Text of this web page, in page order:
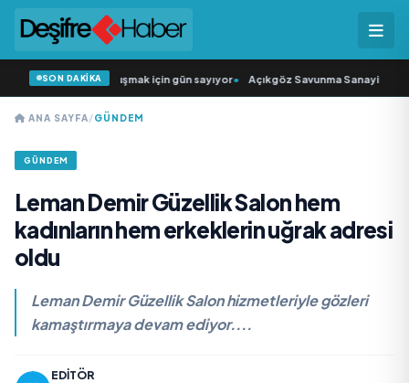
SON DAKİKA
seyircisiyle buluşmak için gün sayıyor• Açıkgöz Savunma Sanayi AŞ Yeni
ANA SAYFA/GÜNDEM
GÜNDEM
Leman Demir Güzellik Salon hem
kadınların hem erkeklerin uğrak adresi
oldu
Leman Demir Güzellik Salon hizmetleriyle gözleri
kamaştırmaya devam ediyor....
EDITÖR